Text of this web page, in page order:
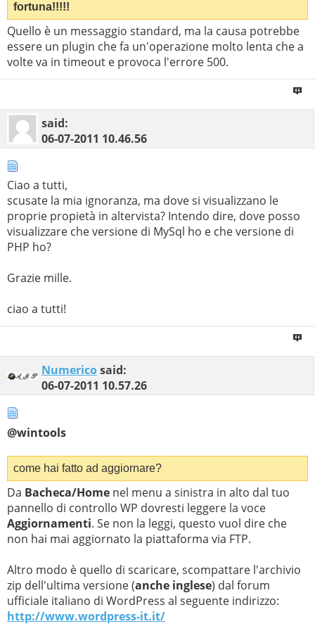
fortuna!!!!!
Quello è un messaggio standard, ma la causa potrebbe
essere un plugin che fa un'operazione molto lenta che a
volte va in timeout e provoca l'errore 500.
said:
06-07-2011 10.46.56
Ciao a tutti,
scusate la mia ignoranza, ma dove si visualizzano le
proprie propietà in altervista? Intendo dire, dove posso
visualizzare che versione di MySql ho e che versione di
PHP ho?
Grazie mille.
ciao a tutti!
Numericosaid:
06-07-2011 10.57.26
@wintools
come hai fatto ad aggiornare?
Da Bacheca/Home nel menu a sinistra in alto dal tuo
pannello di controllo WP dovresti leggere la voce
Aggiornamenti. Se non la leggi, questo vuol dire che
non hai mai aggiornato la piattaforma via FTP.
Altro modo è quello di scaricare, scompattare l'archivio
zip dell'ultima versione (anche inglese) dal forum
ufficiale italiano di WordPress al seguente indirizzo:
http://www.wordpress-it.it/